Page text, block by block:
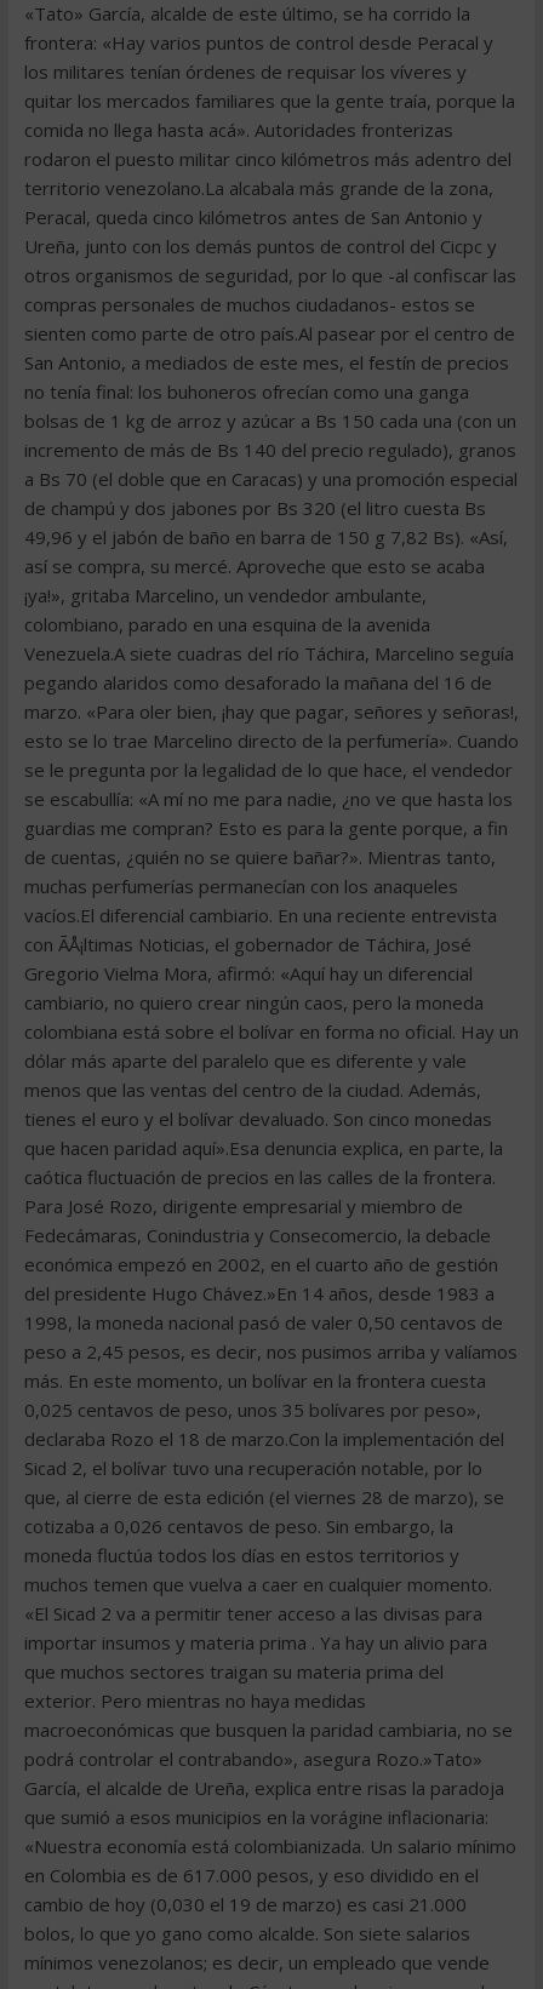
«Tato» García, alcalde de este último, se ha corrido la
frontera: «Hay varios puntos de control desde Peracal y
los militares tenían órdenes de requisar los víveres y
quitar los mercados familiares que la gente traía, porque la
comida no llega hasta acá». Autoridades fronterizas
rodaron el puesto militar cinco kilómetros más adentro del
territorio venezolano.La alcabala más grande de la zona,
Peracal, queda cinco kilómetros antes de San Antonio y
Ureña, junto con los demás puntos de control del Cicpc y
otros organismos de seguridad, por lo que -al confiscar las
compras personales de muchos ciudadanos- estos se
sienten como parte de otro país.Al pasear por el centro de
San Antonio, a mediados de este mes, el festín de precios
no tenía final: los buhoneros ofrecían como una ganga
bolsas de 1 kg de arroz y azúcar a Bs 150 cada una (con un
incremento de más de Bs 140 del precio regulado), granos
a Bs 70 (el doble que en Caracas) y una promoción especial
de champú y dos jabones por Bs 320 (el litro cuesta Bs
49,96 y el jabón de baño en barra de 150 g 7,82 Bs). «Así,
así se compra, su mercé. Aproveche que esto se acaba
¡ya!», gritaba Marcelino, un vendedor ambulante,
colombiano, parado en una esquina de la avenida
Venezuela.A siete cuadras del río Táchira, Marcelino seguía
pegando alaridos como desaforado la mañana del 16 de
marzo. «Para oler bien, ¡hay que pagar, señores y señoras!,
esto se lo trae Marcelino directo de la perfumería». Cuando
se le pregunta por la legalidad de lo que hace, el vendedor
se escabullía: «A mí no me para nadie, ¿no ve que hasta los
guardias me compran? Esto es para la gente porque, a fin
de cuentas, ¿quién no se quiere bañar?». Mientras tanto,
muchas perfumerías permanecían con los anaqueles
vacíos.El diferencial cambiario. En una reciente entrevista
con ÃÅ¡ltimas Noticias, el gobernador de Táchira, José
Gregorio Vielma Mora, afirmó: «Aquí hay un diferencial
cambiario, no quiero crear ningún caos, pero la moneda
colombiana está sobre el bolívar en forma no oficial. Hay un
dólar más aparte del paralelo que es diferente y vale
menos que las ventas del centro de la ciudad. Además,
tienes el euro y el bolívar devaluado. Son cinco monedas
que hacen paridad aquí».Esa denuncia explica, en parte, la
caótica fluctuación de precios en las calles de la frontera.
Para José Rozo, dirigente empresarial y miembro de
Fedecámaras, Conindustria y Consecomercio, la debacle
económica empezó en 2002, en el cuarto año de gestión
del presidente Hugo Chávez.»En 14 años, desde 1983 a
1998, la moneda nacional pasó de valer 0,50 centavos de
peso a 2,45 pesos, es decir, nos pusimos arriba y valíamos
más. En este momento, un bolívar en la frontera cuesta
0,025 centavos de peso, unos 35 bolívares por peso»,
declaraba Rozo el 18 de marzo.Con la implementación del
Sicad 2, el bolívar tuvo una recuperación notable, por lo
que, al cierre de esta edición (el viernes 28 de marzo), se
cotizaba a 0,026 centavos de peso. Sin embargo, la
moneda fluctúa todos los días en estos territorios y
muchos temen que vuelva a caer en cualquier momento.
«El Sicad 2 va a permitir tener acceso a las divisas para
importar insumos y materia prima . Ya hay un alivio para
que muchos sectores traigan su materia prima del
exterior. Pero mientras no haya medidas
macroeconómicas que busquen la paridad cambiaria, no se
podrá controlar el contrabando», asegura Rozo.»Tato»
García, el alcalde de Ureña, explica entre risas la paradoja
que sumió a esos municipios en la vorágine inflacionaria:
«Nuestra economía está colombianizada. Un salario mínimo
en Colombia es de 617.000 pesos, y eso dividido en el
cambio de hoy (0,030 el 19 de marzo) es casi 21.000
bolos, lo que yo gano como alcalde. Son siete salarios
mínimos venezolanos; es decir, un empleado que vende